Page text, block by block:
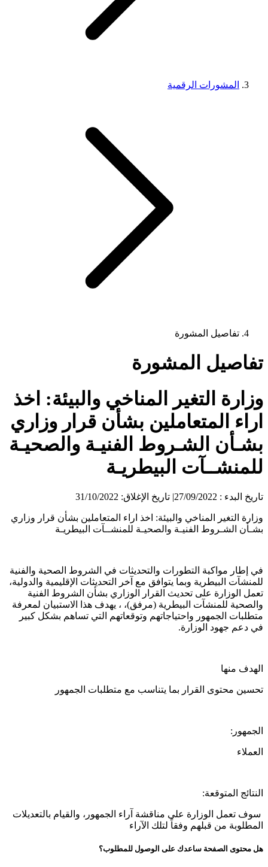
المشورات الرقمية
تفاصيل المشورة
تفاصيل المشورة
وزارة التغير المناخي والبيئة: اخذ
اراء المتعاملين بشأن قرار وزاري
بشـأن الشـروط الفنيـة والصحيـة
للمنشــآت البيطريـة
تاريخ البدء : 27/09/2022 | تاريخ الإغلاق: 31/10/2022
وزارة التغير المناخي والبيئة: اخذ اراء المتعاملين بشأن قرار وزاري
بشـأن الشـروط الفنيـة والصحيـة للمنشــآت البيطريـة
في إطار مواكبة التطورات والتحديثات في الشروط الصحية والفنية
للمنشآت البيطرية وبما يتوافق مع آخر التحديثات الإقليمية والدولية،
تعمل الوزارة على تحديث القرار الوزاري بشأن الشروط الفنية
والصحية للمنشآت البيطرية (مرفق)، ، يهدف هذا الاستبيان لمعرفة
متطلبات الجمهور واحتياجاتهم وتوقعاتهم التي تساهم بشكل كبير
في دعم جهود الوزارة.
الهدف منها
تحسين محتوى القرار بما يتناسب مع متطلبات الجمهور
الجمهور:
العملاء
النتائج المتوقعة:
سوف تعمل الوزارة على مناقشة آراء الجمهور، والقيام بالتعديلات
المطلوبة من قبلهم وفقاً لتلك الآراء
هل محتوى الصفحة ساعدك على الوصول للمطلوب؟